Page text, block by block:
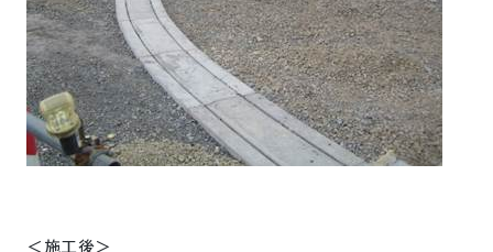
＜施工後＞